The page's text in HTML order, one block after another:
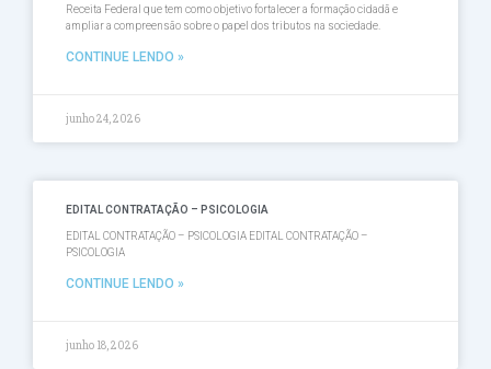
Receita Federal que tem como objetivo fortalecer a formação cidadã e
ampliar a compreensão sobre o papel dos tributos na sociedade.
CONTINUE LENDO »
junho 24, 2026
EDITAL CONTRATAÇÃO – PSICOLOGIA
EDITAL CONTRATAÇÃO – PSICOLOGIA EDITAL CONTRATAÇÃO –
PSICOLOGIA
CONTINUE LENDO »
junho 18, 2026